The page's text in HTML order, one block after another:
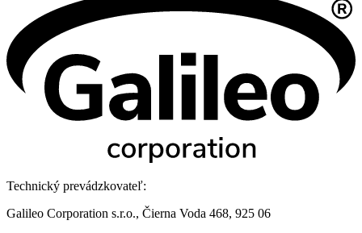
Technický prevádzkovateľ:
Galileo Corporation s.r.o., Čierna Voda 468, 925 06